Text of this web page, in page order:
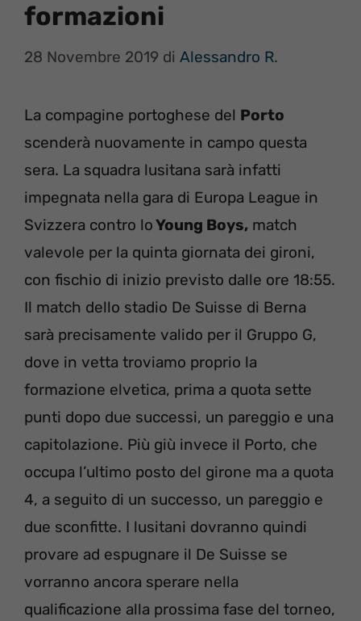
formazioni
28 Novembre 2019 di Alessandro R.
La compagine portoghese del Porto
scenderà nuovamente in campo questa
sera. La squadra lusitana sarà infatti
impegnata nella gara di Europa League in
Svizzera contro loYoung Boys, match
valevole per la quinta giornata dei gironi,
con fischio di inizio previsto dalle ore 18:55.
Il match dello stadio De Suisse di Berna
sarà precisamente valido per il Gruppo G,
dove in vetta troviamo proprio la
formazione elvetica, prima a quota sette
punti dopo due successi, un pareggio e una
capitolazione. Più giù invece il Porto, che
occupa l’ultimo posto del girone ma a quota
4, a seguito di un successo, un pareggio e
due sconfitte. I lusitani dovranno quindi
provare ad espugnare il De Suisse se
vorranno ancora sperare nella
qualificazione alla prossima fase del torneo,